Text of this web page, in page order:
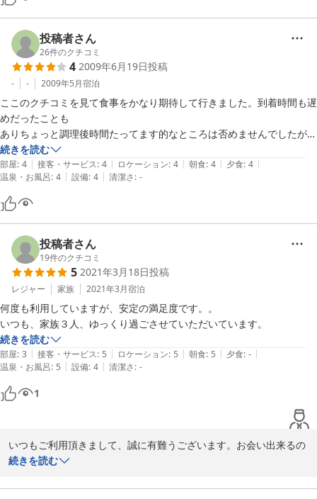
【ご利用の宿泊プラン】
源泉かけ流し１００％でお肌つるつる☆マル得プラン
和室８〜１０畳投稿者さん
26件のクチコミ
4 2009年6月19日投稿
- - 2009年5月宿泊
ここのクチコミを見て食事をかなり期待して行きました。到着時間も遅
めだったことも
ありちょっと調理後時間たってます的なところは否めませんでしたがな
かなかの種類と
ボリュームでした。大食いの私でもお蕎麦を少しばかり食べきれず残し
てしまいました。
お風呂は確かに小さめですが貸切状態でゆっくり入ることができまし
た。冬場でも湯ざめ
しにくいような泉質ですね。
10室にこだわり宿泊客1人1人と顔を合わせて話す女将の心意気に感服
します。
帰りは駅まで送ってもらい助かりました
続きを読む
部屋: 4 | 接客・サービス: 4 | ロケーション: 4 | 朝食: 4 | 夕食: 4 |
温泉・お風呂: 4 | 設備: 4 | 清潔さ: -
投稿者さん
19件のクチコミ
5 2021年3月18日投稿
レジャー 家族 2021年3月宿泊
何度も利用していますが、安定の満足度です。。
いつも、家族３人、ゆっくり過ごさせていただいています。
続きを読む
部屋: 3 | 接客・サービス: 5 | ロケーション: 5 | 朝食: 5 | 夕食: - |
温泉・お風呂: 5 | 設備: 4 | 清潔さ: -
1
いつもご利用頂きまして、誠に有難うございます。お会い出来るの
をスタッフ一同いつも楽しみにしております(^^♪
有難うございました。
続きを読む